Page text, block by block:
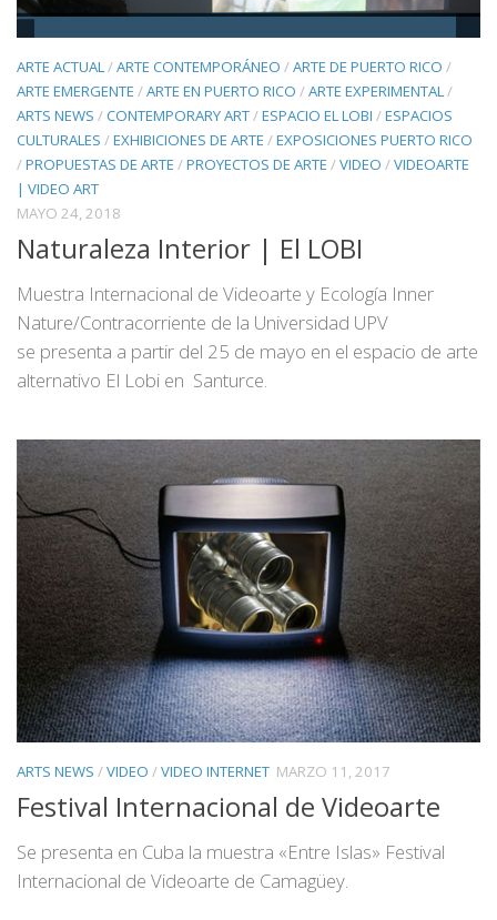
ARTE ACTUAL/ARTE CONTEMPORÁNEO /ARTE DE PUERTO RICO /
ARTE EMERGENTE /ARTE EN PUERTO RICO /ARTE EXPERIMENTAL/
ARTS NEWS /CONTEMPORARY ART/ESPACIO EL LOBI /ESPACIOS
CULTURALES /EXHIBICIONES DE ARTE /EXPOSICIONES PUERTO RICO
/PROPUESTAS DE ARTE /PROYECTOS DE ARTE /VIDEO /VIDEOARTE
| VIDEO ART
MAYO 24, 2018
Naturaleza Interior | El LOBI
Muestra Internacional de Videoarte y Ecología Inner
Nature/Contracorriente de la Universidad UPV
se presenta a partir del 25 de mayo en el espacio de arte
alternativo El Lobi en Santurce.
ARTS NEWS /VIDEO /VIDEO INTERNET MARZO 11, 2017
Festival Internacional de Videoarte
Se presenta en Cuba la muestra «Entre Islas» Festival
Internacional de Videoarte de Camagüey.